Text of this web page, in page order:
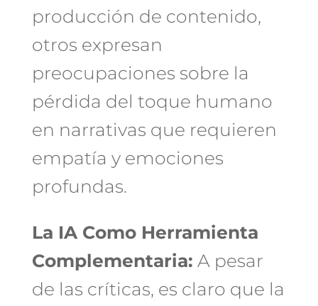
producción de contenido,
otros expresan
preocupaciones sobre la
pérdida del toque humano
en narrativas que requieren
empatía y emociones
profundas.
La IA Como Herramienta
Complementaria: A pesar
de las críticas, es claro que la